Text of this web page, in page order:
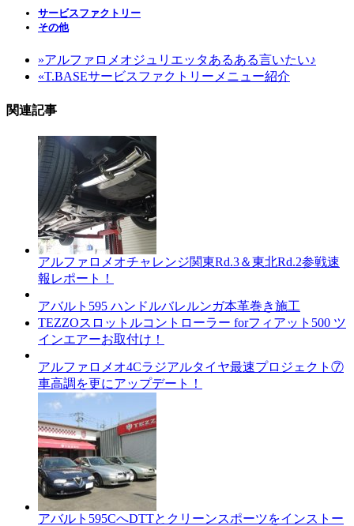
サービスファクトリー
その他
»アルファロメオジュリエッタあるある言いたい♪
«T.BASEサービスファクトリーメニュー紹介
関連記事
アルファロメオチャレンジ関東Rd.3＆東北Rd.2参戦速
報レポート！
アバルト595 ハンドルバレルンガ本革巻き施工
TEZZOスロットルコントローラー forフィアット500 ツ
インエアーお取付け！
アルファロメオ4Cラジアルタイヤ最速プロジェクト⑦
車高調を更にアップデート！
アバルト595CへDTTとクリーンスポーツをインストー